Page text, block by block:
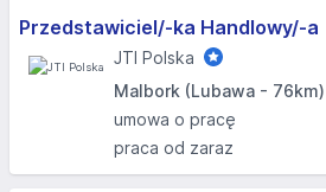
Przedstawiciel/-ka Handlowy/-a
JTI Polska
Malbork (Lubawa - 76km)
umowa o pracę
praca od zaraz